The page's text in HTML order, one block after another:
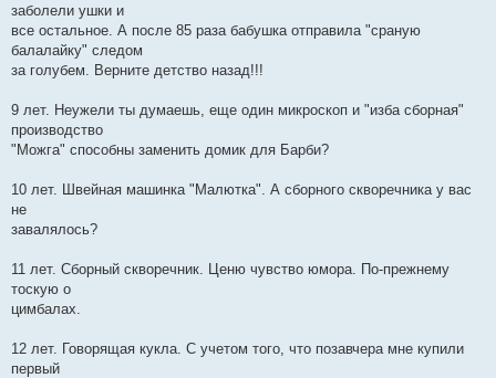
заболели ушки и
все остальное. А после 85 раза бабушка отправила "сраную
балалайку" следом
за голубем. Верните детство назад!!!
9 лет. Неужели ты думаешь, еще один микроскоп и "изба сборная"
производство
"Можга" способны заменить домик для Барби?
10 лет. Швейная машинка "Малютка". А сборного скворечника у вас
не
завалялось?
11 лет. Сборный скворечник. Ценю чувство юмора. По-прежнему
тоскую о
цимбалах.
12 лет. Говорящая кукла. С учетом того, что позавчера мне купили
первый